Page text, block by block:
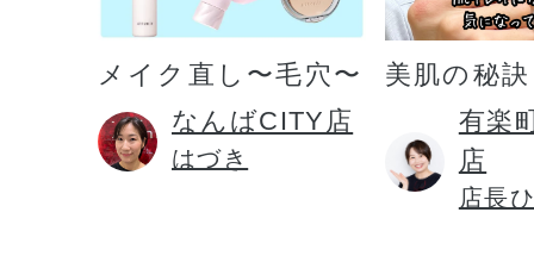
メイク直し〜毛穴〜
なんばCITY店
はづき
美肌の秘訣
有楽
店
店長